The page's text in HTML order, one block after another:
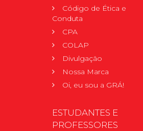
Código de Ética e
Conduta
CPA
COLAP
Divulgação
Nossa Marca
Oi, eu sou a GRÁ!
ESTUDANTES E
PROFESSORES